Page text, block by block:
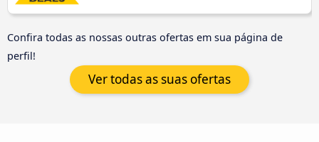
Confira todas as nossas outras ofertas em sua página de
perfil!
Ver todas as suas ofertas